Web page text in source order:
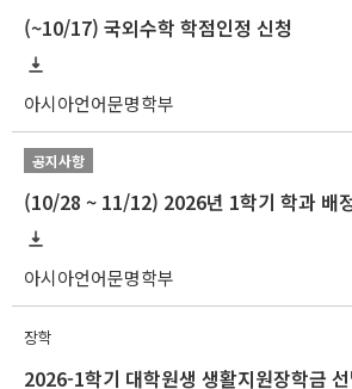
(~10/17) 국외수학 학점인정 신청
아시아언어문명학부
공지사항
아시아언어문명학부
장학